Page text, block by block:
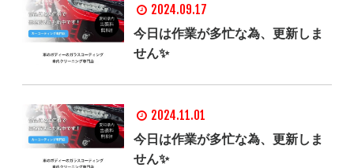
2024.09.17
今日は作業が多忙な為、更新しま
せん✨
2024.11.01
今日は作業が多忙な為、更新しま
せん✨